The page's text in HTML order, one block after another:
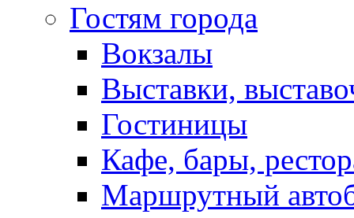
Гостям города
Вокзалы
Выставки,
Гостиницы
Кафе, бары,
Маршрутный